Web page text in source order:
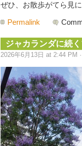
ぜひ、お散歩がてら見
Permalink
ジャカランダに続
2026年6月13日 at 2:44 PM